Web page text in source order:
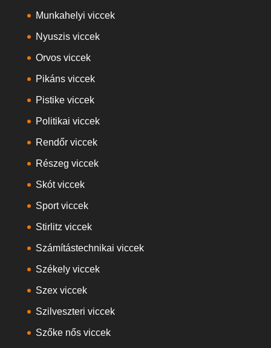
Munkahelyi viccek
Nyuszis viccek
Orvos viccek
Pikáns viccek
Pistike viccek
Politikai viccek
Rendőr viccek
Részeg viccek
Skót viccek
Sport viccek
Stirlitz viccek
Számítástechnikai viccek
Székely viccek
Szex viccek
Szilveszteri viccek
Szőke nős viccek